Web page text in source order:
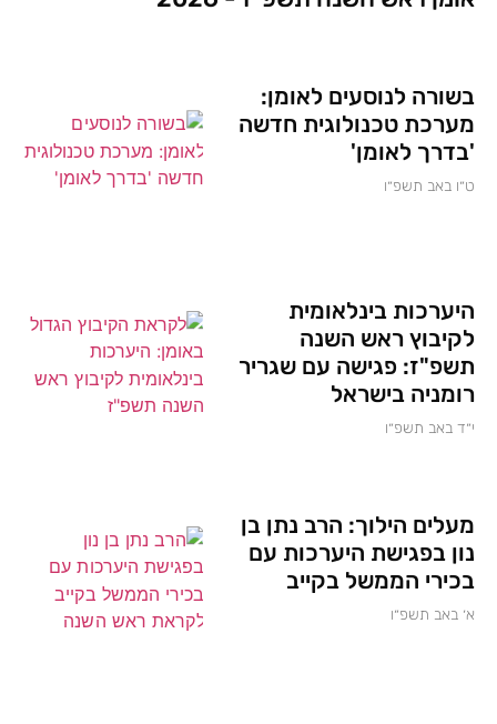
בשורה לנוסעים לאומן:
מערכת טכנולוגית חדשה
'בדרך לאומן'
ט״ו באב תשפ״ו
היערכות בינלאומית
לקיבוץ ראש השנה
תשפ"ז: פגישה עם שגריר
רומניה בישראל
י״ד באב תשפ״ו
מעלים הילוך: הרב נתן בן
נון בפגישת היערכות עם
בכירי הממשל בקייב
א׳ באב תשפ״ו